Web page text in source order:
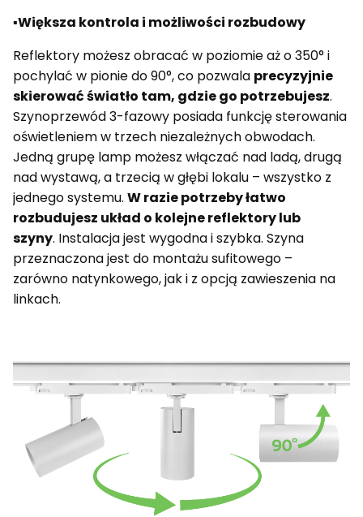
▪️Większa kontrola i możliwości rozbudowy
Reflektory możesz obracać w poziomie aż o 350° i
pochylać w pionie do 90°, co pozwala precyzyjnie
skierować światło tam, gdzie go potrzebujesz.
Szynoprzewód 3-fazowy posiada funkcję sterowania
oświetleniem w trzech niezależnych obwodach.
Jedną grupę lamp możesz włączać nad ladą, drugą
nad wystawą, a trzecią w głębi lokalu – wszystko z
jednego systemu. W razie potrzeby łatwo
rozbudujesz układ o kolejne reflektory lub
szyny. Instalacja jest wygodna i szybka. Szyna
przeznaczona jest do montażu sufitowego –
zarówno natynkowego, jak i z opcją zawieszenia na
linkach.